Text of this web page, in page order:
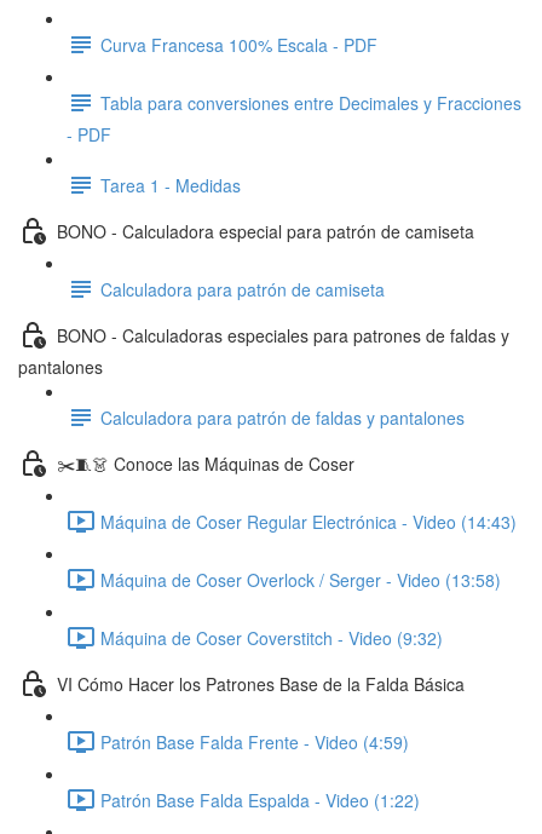
Curva Francesa 100% Escala - PDF
Tabla para conversiones entre Decimales y Fracciones
- PDF
Tarea 1 - Medidas
BONO - Calculadora especial para patrón de camiseta
Calculadora para patrón de camiseta
BONO - Calculadoras especiales para patrones de faldas y
pantalones
Calculadora para patrón de faldas y pantalones
✂️🧵👗 Conoce las Máquinas de Coser
Máquina de Coser Regular Electrónica - Video (14:43)
Máquina de Coser Overlock / Serger - Video (13:58)
Máquina de Coser Coverstitch - Video (9:32)
VI Cómo Hacer los Patrones Base de la Falda Básica
Patrón Base Falda Frente - Video (4:59)
Patrón Base Falda Espalda - Video (1:22)